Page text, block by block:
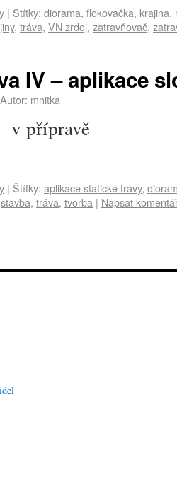
| Štítky: diorama, flokovačka, krajina,
, tráva, VN zrdoj, zatravňovač,
IV – aplikace
Autor: mnitka
v přípravě
| Štítky: aplikace statické trávy,
stavba, tráva, tvorba | Napsat